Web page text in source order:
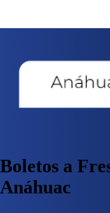
Boletos a
Anáhuac